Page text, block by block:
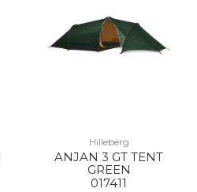
Hilleberg
ANJAN 3 GT TENT
GREEN
017411